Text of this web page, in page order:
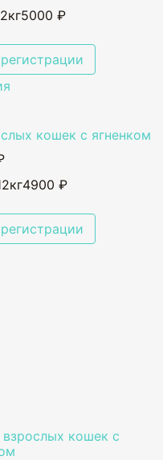
5000 ₽
кошек с ягненком
4900 ₽
кошек с